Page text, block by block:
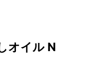
オイル N